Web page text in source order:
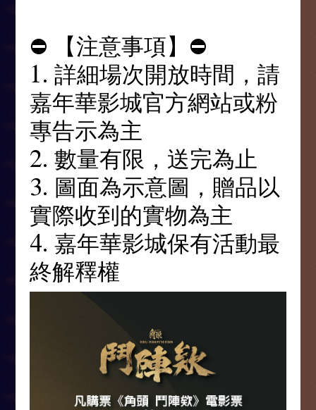
⛔ 【注意事項】⛔
1. 詳細場次開放時間，請
嘉年華影城官方網站或粉
專告示為主
2. 數量有限，送完為止
3. 圖面為示意圖，贈品以
實際收到的實物為主
4. 嘉年華影城保有活動最
終解釋權